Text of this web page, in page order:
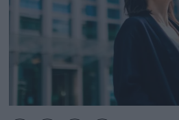
ΟΙΚΟΝΟΜΙΑ -
MY PROPERTY
ΚΑΡΑΜΠΟΛΕΣ